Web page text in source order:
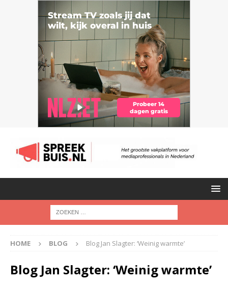
HOME BLOG Blog Jan Slagter: ‘Weinig warmte’
Blog Jan Slagter: ‘Weinig warmte’